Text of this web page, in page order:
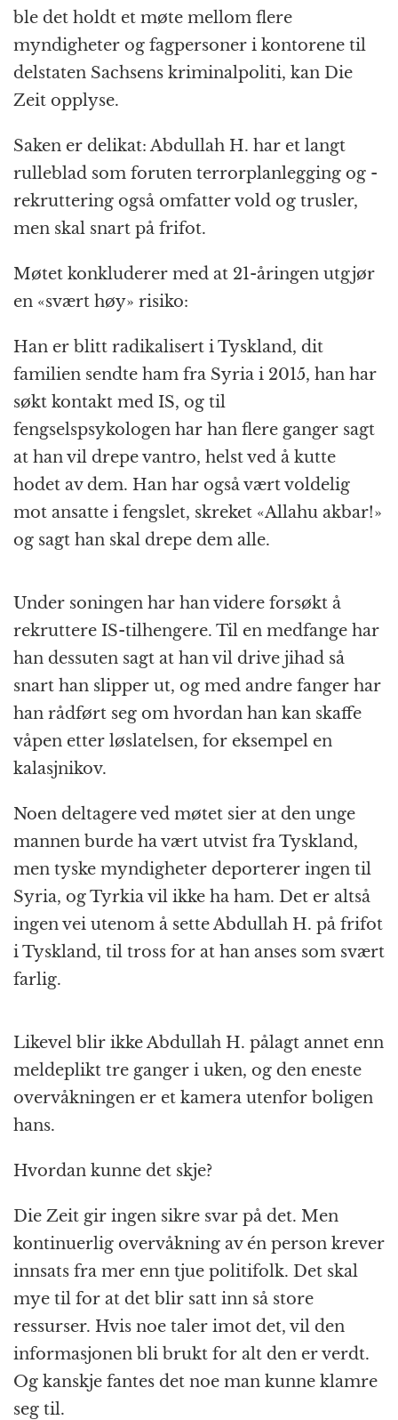
ble det holdt et møte mellom flere
myndigheter og fagpersoner i kontorene til
delstaten Sachsens kriminalpoliti, kan Die
Zeit opplyse.
Saken er delikat: Abdullah H. har et langt
rulleblad som foruten terrorplanlegging og -
rekruttering også omfatter vold og trusler,
men skal snart på frifot.
Møtet konkluderer med at 21-åringen utgjør
en «svært høy» risiko:
Han er blitt radikalisert i Tyskland, dit
familien sendte ham fra Syria i 2015, han har
søkt kontakt med IS, og til
fengselspsykologen har han flere ganger sagt
at han vil drepe vantro, helst ved å kutte
hodet av dem. Han har også vært voldelig
mot ansatte i fengslet, skreket «Allahu akbar!»
og sagt han skal drepe dem alle.
Under soningen har han videre forsøkt å
rekruttere IS-tilhengere. Til en medfange har
han dessuten sagt at han vil drive jihad så
snart han slipper ut, og med andre fanger har
han rådført seg om hvordan han kan skaffe
våpen etter løslatelsen, for eksempel en
kalasjnikov.
Noen deltagere ved møtet sier at den unge
mannen burde ha vært utvist fra Tyskland,
men tyske myndigheter deporterer ingen til
Syria, og Tyrkia vil ikke ha ham. Det er altså
ingen vei utenom å sette Abdullah H. på frifot
i Tyskland, til tross for at han anses som svært
farlig.
Likevel blir ikke Abdullah H. pålagt annet enn
meldeplikt tre ganger i uken, og den eneste
overvåkningen er et kamera utenfor boligen
hans.
Hvordan kunne det skje?
Die Zeit gir ingen sikre svar på det. Men
kontinuerlig overvåkning av én person krever
innsats fra mer enn tjue politifolk. Det skal
mye til for at det blir satt inn så store
ressurser. Hvis noe taler imot det, vil den
informasjonen bli brukt for alt den er verdt.
Og kanskje fantes det noe man kunne klamre
seg til.